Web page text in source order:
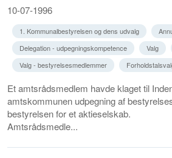
10-07-1996
1. Kommunalbestyrelsen og dens udvalg
Delegation - udpegningskompetence
Valg
Valg - bestyrelsesmedlemmer
Et amtsrådsmedlem havde klaget til
amtskommunen udpegning af
bestyrelsen for et aktieselskab.
Amtsrådsmedle...